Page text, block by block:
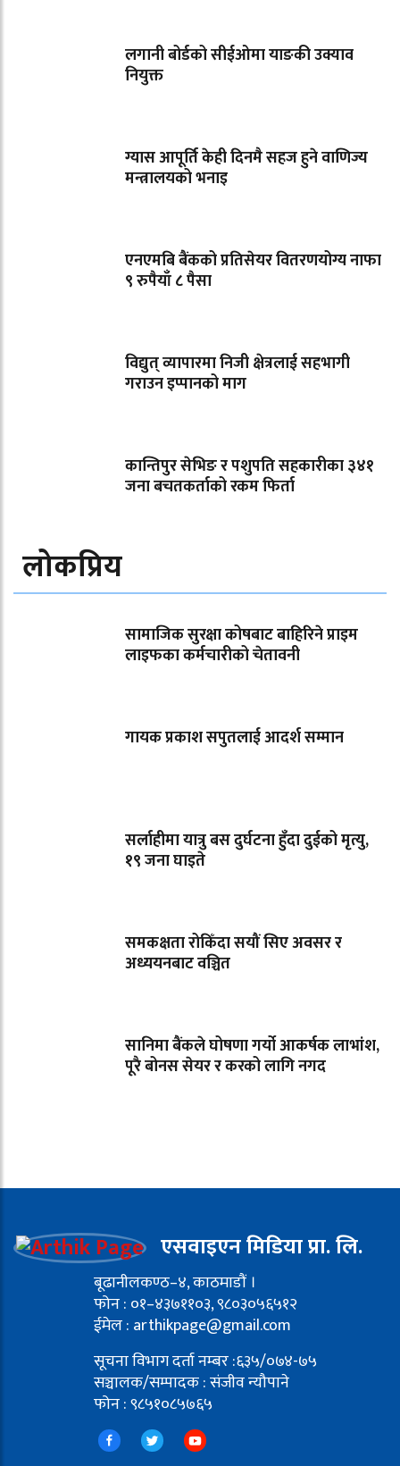
लगानी बोर्डको सीईओमा याङकी उक्याव
नियुक्त
ग्यास आपूर्ति केही दिनमै सहज हुने वाणिज्य
मन्त्रालयको भनाइ
एनएमबि बैंकको प्रतिसेयर वितरणयोग्य नाफा
९ रुपैयाँ ८ पैसा
विद्युत् व्यापारमा निजी क्षेत्रलाई सहभागी
गराउन इप्पानको माग
कान्तिपुर सेभिङ र पशुपति सहकारीका ३४१
जना बचतकर्ताको रकम फिर्ता
लोकप्रिय
सामाजिक सुरक्षा कोषबाट बाहिरिने प्राइम
लाइफका कर्मचारीको चेतावनी
गायक प्रकाश सपुतलाई आदर्श सम्मान
सर्लाहीमा यात्रु बस दुर्घटना हुँदा दुईको मृत्यु,
१९ जना घाइते
समकक्षता रोकिँदा सयौं सिए अवसर र
अध्ययनबाट वञ्चित
सानिमा बैंकले घोषणा गर्यो आकर्षक लाभांश,
पूरै बोनस सेयर र करको लागि नगद
एसवाइएन मिडिया प्रा. लि.
बूढानीलकण्ठ–४, काठमाडौं ।
फोन : ०१–४३७११०३, ९८०३०५६५१२
ईमेल : arthikpage@gmail.com
सूचना विभाग दर्ता नम्बर :६३५/०७४-७५
सञ्चालक/सम्पादक : संजीव न्यौपाने
फोन : ९८५१०८५७६५